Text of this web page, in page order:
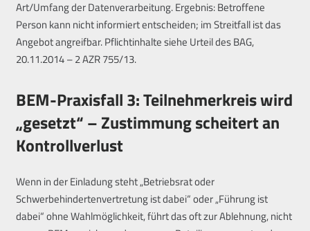
Art/Umfang der Datenverarbeitung. Ergebnis: Betroffene
Person kann nicht informiert entscheiden; im Streitfall ist das
Angebot angreifbar. Pflichtinhalte siehe Urteil des BAG,
20.11.2014 – 2 AZR 755/13.
BEM-Praxisfall 3: Teilnehmerkreis wird
„gesetzt“ – Zustimmung scheitert an
Kontrollverlust
Wenn in der Einladung steht „Betriebsrat oder
Schwerbehindertenvertretung ist dabei“ oder „Führung ist
dabei“ ohne Wahlmöglichkeit, führt das oft zur Ablehnung, nicht